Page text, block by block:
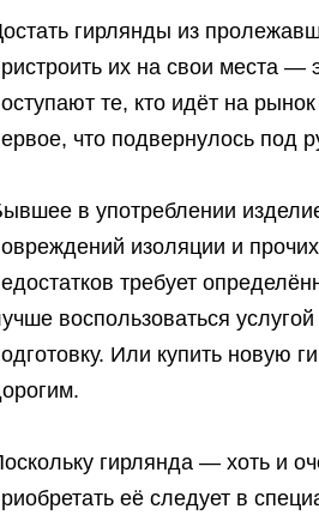
гирлянды из
их на свои места —
те, кто идёт на
что подвернулось под
в употреблении
изоляции и
требует
воспользоваться
Или купить новую
гирлянда — хоть и
её следует в